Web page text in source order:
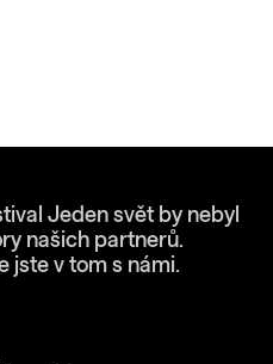
Jeden svět by nebyl
našich partnerů.
jste v tom s námi.